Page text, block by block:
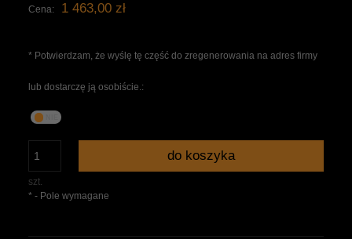
Cena: 1 463,00 zł
* Potwierdzam, że wyślę tę część do zregenerowania na adres firmy
lub dostarczę ją osobiście.:
szt.
do koszyka
* - Pole wymagane